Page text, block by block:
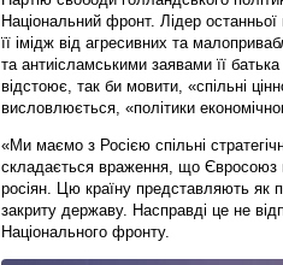
Національний фронт. Лідер
її імідж від агресивних та
та антиісламськими заявами її
відстоює, так би мовити, «спільні
висловлюється, «політики
«Ми маємо з Росією спільні
складається враження, що Євросоюз
росіян. Цю країну представляють як
закриту державу. Насправді це не
Національного фронту.